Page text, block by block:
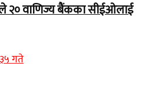
२० वाणिज्य बैंकका सीईओलाई
गते